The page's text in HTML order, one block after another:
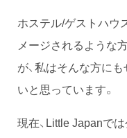
ホステル/ゲストハウ
メージされるような
が、私はそんな方に
いと思っています。
現在、Little Japanで